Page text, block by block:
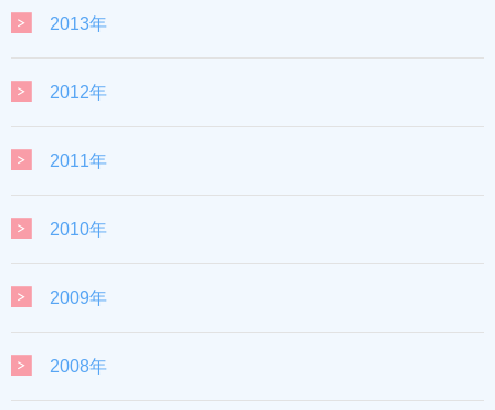
2013年
2012年
2011年
2010年
2009年
2008年